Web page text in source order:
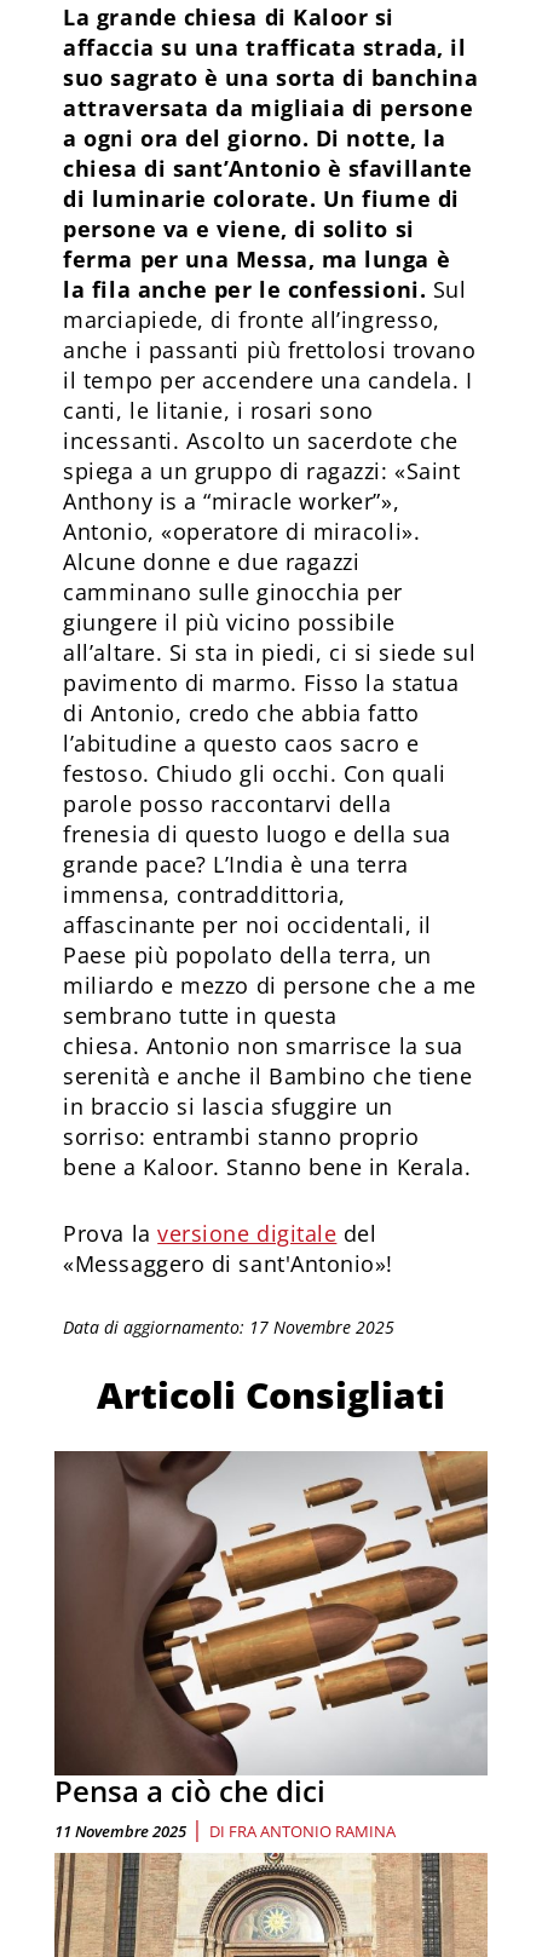
La grande chiesa di Kaloor si
affaccia su una trafficata strada, il
suo sagrato è una sorta di banchina
attraversata da migliaia di persone
a ogni ora del giorno. Di notte, la
chiesa di sant’Antonio è sfavillante
di luminarie colorate. Un fiume di
persone va e viene, di solito si
ferma per una Messa, ma lunga è
la fila anche per le confessioni. Sul
marciapiede, di fronte all’ingresso,
anche i passanti più frettolosi trovano
il tempo per accendere una candela. I
canti, le litanie, i rosari sono
incessanti. Ascolto un sacerdote che
spiega a un gruppo di ragazzi: «Saint
Anthony is a “miracle worker”»,
Antonio, «operatore di miracoli».
Alcune donne e due ragazzi
camminano sulle ginocchia per
giungere il più vicino possibile
all’altare. Si sta in piedi, ci si siede sul
pavimento di marmo. Fisso la statua
di Antonio, credo che abbia fatto
l’abitudine a questo caos sacro e
festoso. Chiudo gli occhi. Con quali
parole posso raccontarvi della
frenesia di questo luogo e della sua
grande pace? L’India è una terra
immensa, contraddittoria,
affascinante per noi occidentali, il
Paese più popolato della terra, un
miliardo e mezzo di persone che a me
sembrano tutte in questa
chiesa. Antonio non smarrisce la sua
serenità e anche il Bambino che tiene
in braccio si lascia sfuggire un
sorriso: entrambi stanno proprio
bene a Kaloor. Stanno bene in Kerala.
Prova laversione digitale del
«Messaggero di sant'Antonio»!
Data di aggiornamento: 17 Novembre 2025
Articoli Consigliati
Pensa a ciò che dici
11 Novembre 2025 | DI FRA ANTONIO RAMINA